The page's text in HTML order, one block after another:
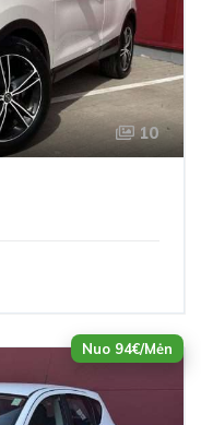
10
Nuo 94€/Mėn